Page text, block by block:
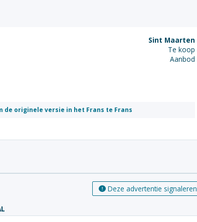
Sint Maarten
Te koop
Aanbod
de originele versie in het Frans te Frans
Deze advertentie signaleren